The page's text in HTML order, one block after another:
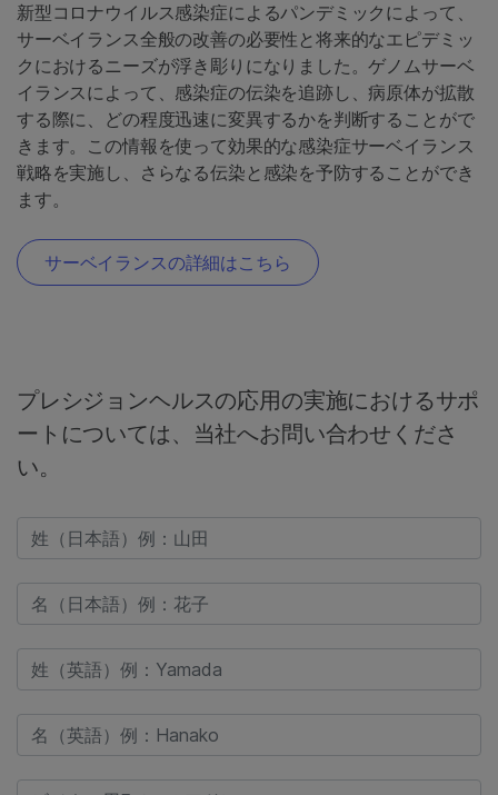
新型コロナウイルス感染症によるパンデミックによって、
サーベイランス全般の改善の必要性と将来的なエピデミッ
クにおけるニーズが浮き彫りになりました。ゲノムサーベ
イランスによって、感染症の伝染を追跡し、病原体が拡散
する際に、どの程度迅速に変異するかを判断することがで
きます。この情報を使って効果的な感染症サーベイランス
戦略を実施し、さらなる伝染と感染を予防することができ
ます。
サーベイランスの詳細はこちら
プレシジョンヘルスの応用の実施におけるサポ
ートについては、当社へお問い合わせくださ
い。